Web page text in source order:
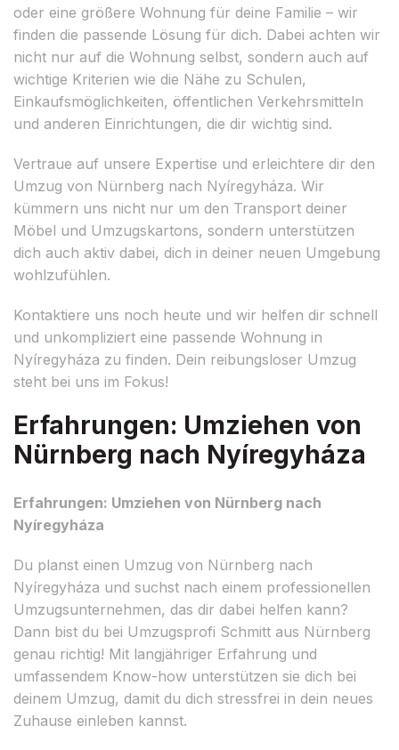
oder eine größere Wohnung für deine Familie – wir
finden die passende Lösung für dich. Dabei achten wir
nicht nur auf die Wohnung selbst, sondern auch auf
wichtige Kriterien wie die Nähe zu Schulen,
Einkaufsmöglichkeiten, öffentlichen Verkehrsmitteln
und anderen Einrichtungen, die dir wichtig sind.
Vertraue auf unsere Expertise und erleichtere dir den
Umzug von Nürnberg nach Nyíregyháza. Wir
kümmern uns nicht nur um den Transport deiner
Möbel und Umzugskartons, sondern unterstützen
dich auch aktiv dabei, dich in deiner neuen Umgebung
wohlzufühlen.
Kontaktiere uns noch heute und wir helfen dir schnell
und unkompliziert eine passende Wohnung in
Nyíregyháza zu finden. Dein reibungsloser Umzug
steht bei uns im Fokus!
Erfahrungen: Umziehen von
Nürnberg nach Nyíregyháza
Erfahrungen: Umziehen von Nürnberg nach
Nyíregyháza
Du planst einen Umzug von Nürnberg nach
Nyíregyháza und suchst nach einem professionellen
Umzugsunternehmen, das dir dabei helfen kann?
Dann bist du bei Umzugsprofi Schmitt aus Nürnberg
genau richtig! Mit langjähriger Erfahrung und
umfassendem Know-how unterstützen sie dich bei
deinem Umzug, damit du dich stressfrei in dein neues
Zuhause einleben kannst.